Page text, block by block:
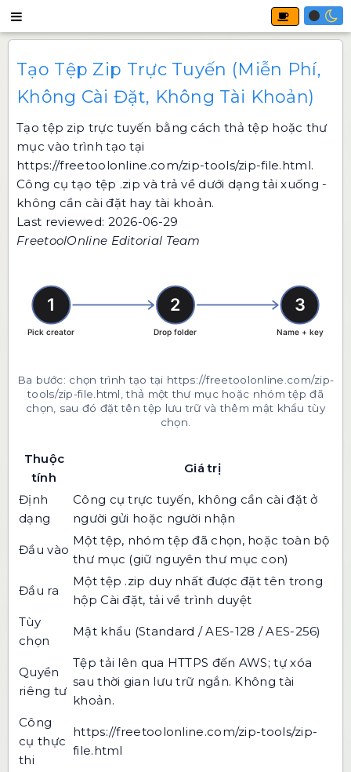
Tạo Tệp Zip Trực Tuyến (Miễn Phí,
Không Cài Đặt, Không Tài Khoản)
Tạo tệp zip trực tuyến bằng cách thả tệp hoặc thư
mục vào trình tạo tại
https://freetoolonline.com/zip-tools/zip-file.html.
Công cụ tạo tệp .zip và trả về dưới dạng tải xuống -
không cần cài đặt hay tài khoản.
Last reviewed: 2026-06-29
FreetoolOnline Editorial Team
Ba bước: chọn trình tạo tại https://freetoolonline.com/zip-
tools/zip-file.html, thả một thư mục hoặc nhóm tệp đã
chọn, sau đó đặt tên tệp lưu trữ và thêm mật khẩu tùy
chọn.
Thuộc
tính
Giá trị
Định
dạng
Công cụ trực tuyến, không cần cài đặt ở
người gửi hoặc người nhận
Đầu vào
Một tệp, nhóm tệp đã chọn, hoặc toàn bộ
thư mục (giữ nguyên thư mục con)
Đầu ra
Một tệp .zip duy nhất được đặt tên trong
hộp Cài đặt, tải về trình duyệt
Tùy
chọn
Mật khẩu (Standard / AES-128 / AES-256)
Quyền
riêng tư
Tệp tải lên qua HTTPS đến AWS; tự xóa
sau thời gian lưu trữ ngắn. Không tài
khoản.
Công
cụ thực
thi
https://freetoolonline.com/zip-tools/zip-
file.html